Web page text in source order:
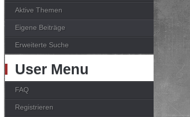
Aktive Themen
Eigene Beiträge
Erweiterte Suche
User Menu
FAQ
Registrieren